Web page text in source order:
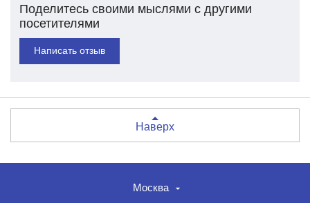
Поделитесь своими мыслями с другими
посетителями
Написать отзыв
Наверх
Москва